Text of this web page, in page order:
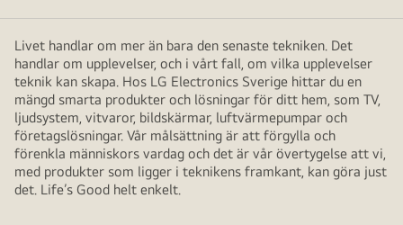
Livet handlar om mer än bara den senaste tekniken. Det
handlar om upplevelser, och i vårt fall, om vilka upplevelser
teknik kan skapa. Hos LG Electronics Sverige hittar du en
mängd smarta produkter och lösningar för ditt hem, som TV,
ljudsystem, vitvaror, bildskärmar, luftvärmepumpar och
företagslösningar. Vår målsättning är att förgylla och
förenkla människors vardag och det är vår övertygelse att vi,
med produkter som ligger i teknikens framkant, kan göra just
det. Life’s Good helt enkelt.